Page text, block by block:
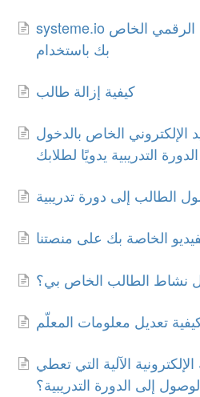
systeme.io كيفية إنشاء متجر المنتج الرقمي الخاص
بك باستخدام
كيفية إزالة طالب
الإلكتروني الخاص بالدخول
التدريبية يدويًا لطلابك
الطالب إلى دورة تدريبية
الخاصة بك على منصتنا
الطالب الخاص بي؟
تعديل معلومات المعلّم
الآلية التي تعطي
إلى الدورة التدريبية؟